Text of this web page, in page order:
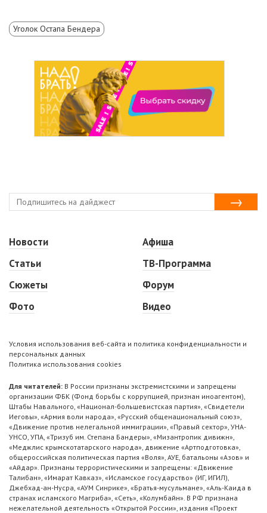
Уголок Остапа Бендера
Новости
Статьи
Сюжеты
Фото
Афиша
ТВ-Программа
Форум
Видео
Условия использования веб-сайта и политика конфиденциальности и
персональных данных
Политика использования cookies
Для читателей: В России признаны экстремистскими и запрещены
организации ФБК (Фонд борьбы с коррупцией, признан иноагентом),
Штабы Навального, «Национал-большевистская партия», «Свидетели
Иеговы», «Армия воли народа», «Русский общенациональный союз»,
«Движение против нелегальной иммиграции», «Правый сектор», УНА-
УНСО, УПА, «Тризуб им. Степана Бандеры», «Мизантропик дивижн»,
«Меджлис крымскотатарского народа», движение «Артподготовка»,
общероссийская политическая партия «Воля», АУЕ, батальоны «Азов» и
«Айдар». Признаны террористическими и запрещены: «Движение
Талибан», «Имарат Кавказ», «Исламское государство» (ИГ, ИГИЛ),
Джебхад-ан-Нусра, «АУМ Синрике», «Братья-мусульмане», «Аль-Каида в
странах исламского Магриба», «Сеть», «Колумбайн». В РФ признана
нежелательной деятельность «Открытой России», издания «Проект